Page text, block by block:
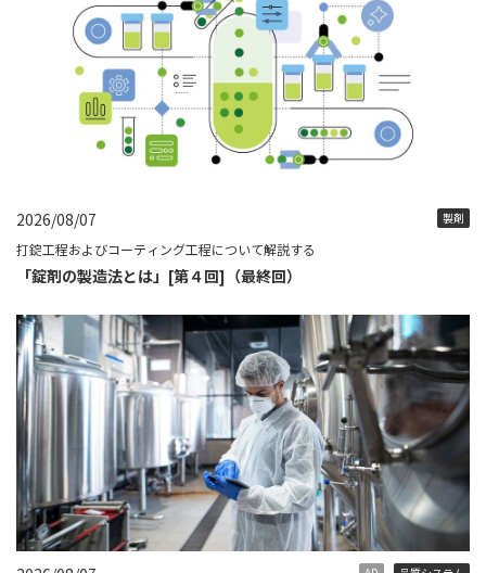
2026/08/07 製剤
打錠工程およびコーティング工程について解説する
「錠剤の製造法とは」[第４回]（最終回）